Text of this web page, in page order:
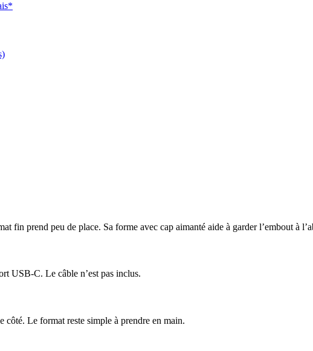
fin prend peu de place. Sa forme avec cap aimanté aide à garder l’embout à
USB-C. Le câble n’est pas inclus.
Le format reste simple à prendre en main.